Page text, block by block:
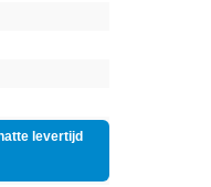
levertijd